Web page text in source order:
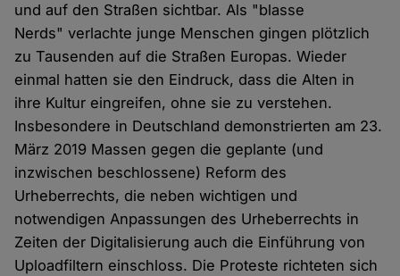
und auf den Straßen sichtbar. Als "blasse
Nerds" verlachte junge Menschen gingen plötzlich
zu Tausenden auf die Straßen Europas. Wieder
einmal hatten sie den Eindruck, dass die Alten in
ihre Kultur eingreifen, ohne sie zu verstehen.
Insbesondere in Deutschland demonstrierten am 23.
März 2019 Massen gegen die geplante (und
inzwischen beschlossene) Reform des
Urheberrechts, die neben wichtigen und
notwendigen Anpassungen des Urheberrechts in
Zeiten der Digitalisierung auch die Einführung von
Uploadfiltern einschloss. Die Proteste richteten sich